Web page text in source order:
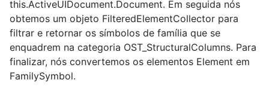
this.ActiveUIDocument.Document. Em seguida nós
obtemos um objeto FilteredElementCollector para
filtrar e retornar os símbolos de família que se
enquadrem na categoria OST_StructuralColumns. Para
finalizar, nós convertemos os elementos Element em
FamilySymbol.